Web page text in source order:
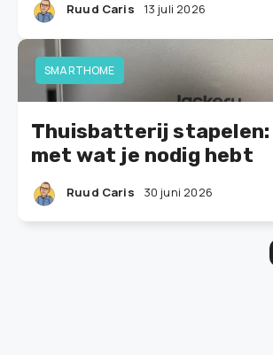
Ruud Caris 13 juli 2026
SMARTHOME
Thuisbatterij stapelen:
met wat je nodig hebt
Ruud Caris 30 juni 2026